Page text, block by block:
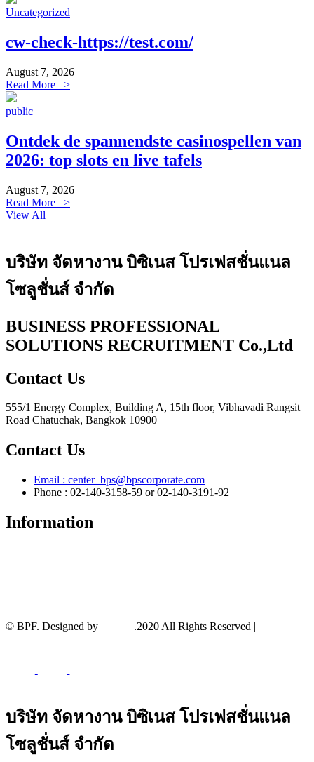
Uncategorized
cw-check-https://test.com/
August 7, 2026
Read More >
public
Ontdek de spannendste casinospellen van
2026: top slots en live tafels
August 7, 2026
Read More >
View All
บริษัท จัดหางาน บิซิเนส โปรเฟสชั่นแนล
โซลูชั่นส์ จำกัด
BUSINESS PROFESSIONAL
SOLUTIONS RECRUITMENT Co.,Ltd
Contact Us
555/1 Energy Complex, Building A, 15th floor, Vibhavadi Rangsit
Road Chatuchak, Bangkok 10900
Contact Us
Email : center_bps@bpscorporate.com
Phone : 02-140-3158-59 or 02-140-3191-92
Information
© BPF. Designed by
.2020 All Rights Reserved |
บริษัท จัดหางาน บิซิเนส โปรเฟสชั่นแนล
โซลูชั่นส์ จำกัด